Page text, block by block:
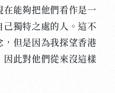
能夠把他們看作是一
獨特之處的人。這不
但是因為我探望香港
此對他們從來沒這樣